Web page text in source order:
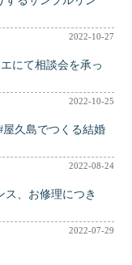
2022-10-27
にて相談会を承っ
2022-10-25
久島でつくる結婚
2022-08-24
ス、お修理につき
2022-07-29